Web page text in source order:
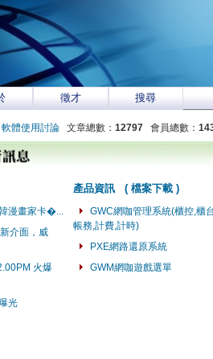
徵才 搜尋
軟體使用討論 文章總數： 12797 會員總數：
產品資訊 ( 檔案下載 )
漫畫家卡�...
介面，威
火爆
光
GWC網咖管理系統(櫃控,櫃
帳務,計費,計時)
PXE網路還原系統
GWM網咖遊戲選單